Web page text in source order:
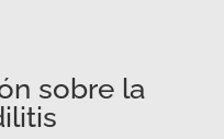
sobre la